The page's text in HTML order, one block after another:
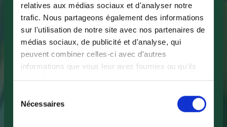
relatives aux médias sociaux et d'analyser notre
trafic. Nous partageons également des informations
sur l'utilisation de notre site avec nos partenaires de
médias sociaux, de publicité et d'analyse, qui
peuvent combiner celles-ci avec d'autres
informations que vous leur avez fournies ou qu'ils
Nécessaires